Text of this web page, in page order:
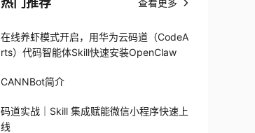
查看更多
在线养虾模式开启，用华为云码道（CodeA
rts）代码智能体Skill快速安装OpenClaw
CANNBot简介
码道实战｜Skill 集成赋能微信小程序快速上
线